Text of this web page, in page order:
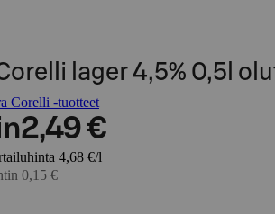
lager 4,5% 0,5l
Corelli -tuotteet
2,49 €
4,68 €/l
0,15 €